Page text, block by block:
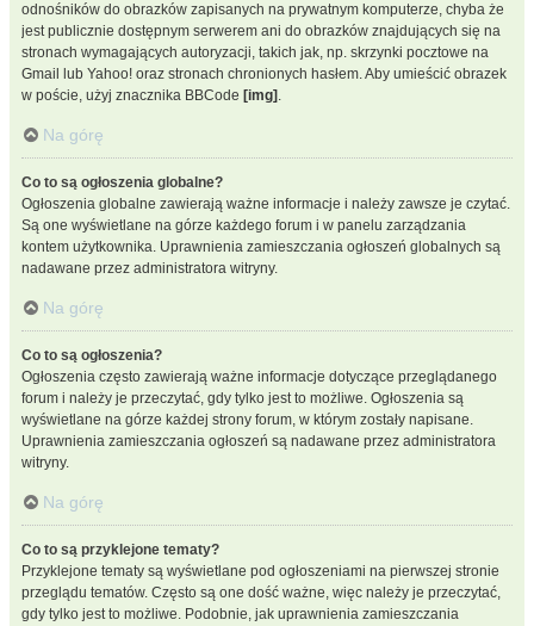
odnośników do obrazków zapisanych na prywatnym komputerze, chyba że
jest publicznie dostępnym serwerem ani do obrazków znajdujących się na
stronach wymagających autoryzacji, takich jak, np. skrzynki pocztowe na
Gmail lub Yahoo! oraz stronach chronionych hasłem. Aby umieścić obrazek
w poście, użyj znacznika BBCode [img] .
Na górę
Co to są ogłoszenia globalne?
Ogłoszenia globalne zawierają ważne informacje i należy zawsze je czytać.
Są one wyświetlane na górze każdego forum i w panelu zarządzania
kontem użytkownika. Uprawnienia zamieszczania ogłoszeń globalnych są
nadawane przez administratora witryny.
Na górę
Co to są ogłoszenia?
Ogłoszenia często zawierają ważne informacje dotyczące przeglądanego
forum i należy je przeczytać, gdy tylko jest to możliwe. Ogłoszenia są
wyświetlane na górze każdej strony forum, w którym zostały napisane.
Uprawnienia zamieszczania ogłoszeń są nadawane przez administratora
witryny.
Na górę
Co to są przyklejone tematy?
Przyklejone tematy są wyświetlane pod ogłoszeniami na pierwszej stronie
przeglądu tematów. Często są one dość ważne, więc należy je przeczytać,
gdy tylko jest to możliwe. Podobnie, jak uprawnienia zamieszczania